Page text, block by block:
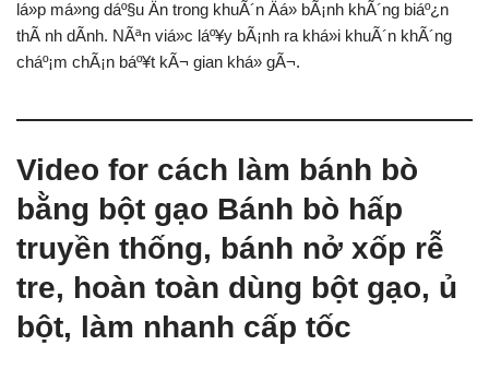
lá»p má»ng dáº§u Än trong khuÃ´n Äá» bÃ¡nh khÃ´ng biáº¿n
thÃ nh dÃ­nh. NÃªn viá»c láº¥y bÃ¡nh ra khá»i khuÃ´n khÃ´ng
cháº¡m chÃ¡n báº¥t kÃ¬ gian khá» gÃ¬.
Video for cách làm bánh bò
bằng bột gạo Bánh bò hấp
truyền thống, bánh nở xốp rễ
tre, hoàn toàn dùng bột gạo, ủ
bột, làm nhanh cấp tốc